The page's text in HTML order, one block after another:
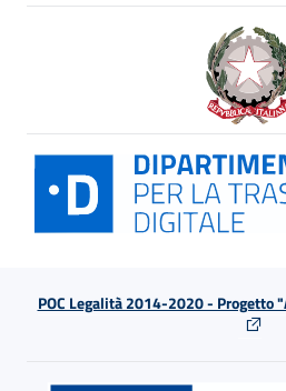
POC Legalità 2014-2020 -